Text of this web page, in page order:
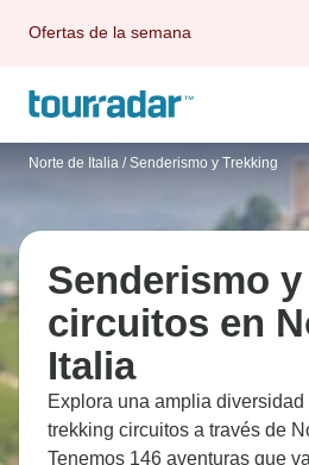
Ofertas de la semana
Norte de Italia / Senderismo y Trekking
Senderismo
circuitos en
Italia
Explora una amplia
trekking circuitos a través de
Tenemos 146 aventuras que